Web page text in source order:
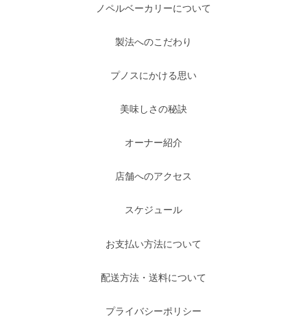
ノペルベーカリーについて
製法へのこだわり
プノスにかける思い
美味しさの秘訣
オーナー紹介
店舗へのアクセス
スケジュール
お支払い方法について
配送方法・送料について
プライバシーポリシー